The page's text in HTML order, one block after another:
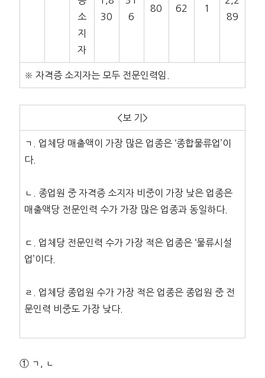
소
지
자
30
6
80 62 1
89
※ 자격증 소지자는 모두 전문인력임.
<보 기>
ㄱ. 업체당 매출액이 가장 많은 업종은 ‘종합물류업’이
다.
ㄴ. 종업원 중 자격증 소지자 비중이 가장 낮은 업종은
매출액당 전문인력 수가 가장 많은 업종과 동일하다.
ㄷ. 업체당 전문인력 수가 가장 적은 업종은 ‘물류시설
업’이다.
ㄹ. 업체당 종업원 수가 가장 적은 업종은 종업원 중 전
문인력 비중도 가장 낮다.
① ㄱ, ㄴ